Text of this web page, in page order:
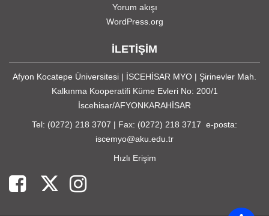
Yorum akışı
WordPress.org
İLETİŞİM
Afyon Kocatepe Üniversitesi | İSCEHİSAR MYO | Şirinevler Mah.
Kalkınma Kooperatifi Küme Evleri No: 200/1
İscehisar/AFYONKARAHİSAR
Tel: (0272) 218 3707 | Fax: (0272) 218 3717 e-posta:
iscemyo@aku.edu.tr
Hızlı Erişim